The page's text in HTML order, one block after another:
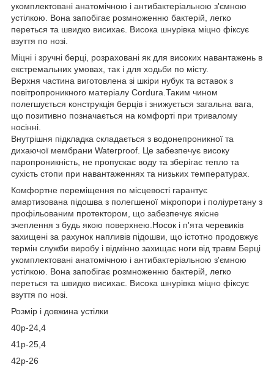
укомплектовані анатомічною і антибактеріальною з'ємною
устілкою. Вона запобігає розмноженню бактерій, легко
переться та швидко висихає. Висока шнурівка міцно фіксує
взуття по нозі.
Міцні і зручні берці, розраховані як для високих навантажень в
екстремальних умовах, так і для ходьби по місту.
Верхня частина виготовлена зі шкіри нубук та вставок з
повітропроникного матеріалу Cordura.Таким чином
полегшується конструкція берців і знижується загальна вага,
що позитивно позначається на комфорті при тривалому
носінні.
Внутрішня підкладка складається з водонепроникної та
дихаючої мембрани Waterproof. Це забезпечує високу
паропроникність, не пропускає воду та зберігає тепло та
сухість стопи при навантаженнях та низьких температурах.
Комфортне переміщення по місцевості гарантує
амартизована підошва з полегшеної мікропори і поліуретану з
профільованим протектором, що забезпечує якісне
зчеплення з будь якою поверхнею.Носок і п'ята черевиків
захищені за рахунок напливів підошви, що істотно продовжує
термін служби виробу і відмінно захищає ноги від травм Берці
укомплектовані анатомічною і антибактеріальною з'ємною
устілкою. Вона запобігає розмноженню бактерій, легко
переться та швидко висихає. Висока шнурівка міцно фіксує
взуття по нозі.
Розмір і довжина устілки
40р-24,4
41р-25,4
42р-26